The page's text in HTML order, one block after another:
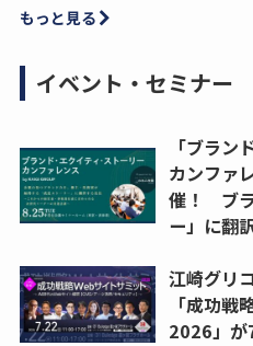
もっと見る
イベント・セミナー
「ブラン
カンファ
催！ ブラ
ー」に翻
江崎グリ
「成功戦
2026」が